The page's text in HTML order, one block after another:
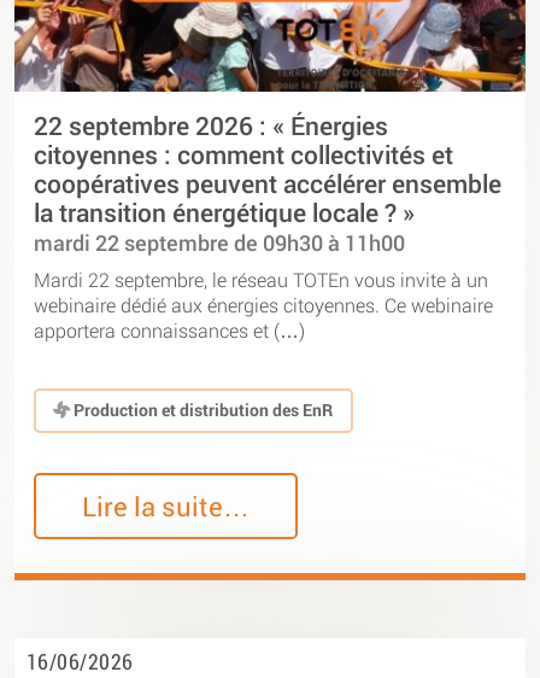
22 septembre 2026 : « Énergies
citoyennes : comment collectivités et
coopératives peuvent accélérer ensemble
la transition énergétique locale ? »
mardi 22 septembre de 09h30 à 11h00
Mardi 22 septembre, le réseau TOTEn vous invite à un
webinaire dédié aux énergies citoyennes. Ce webinaire
apportera connaissances et (…)
Production et distribution des EnR
Lire la suite…
16/06/2026